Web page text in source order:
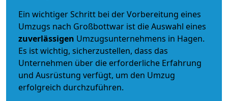
Ein wichtiger Schritt bei der Vorbereitung eines
Umzugs nach Großbottwar ist die Auswahl eines
zuverlässigen Umzugsunternehmens in Hagen.
Es ist wichtig, sicherzustellen, dass das
Unternehmen über die erforderliche Erfahrung
und Ausrüstung verfügt, um den Umzug
erfolgreich durchzuführen.